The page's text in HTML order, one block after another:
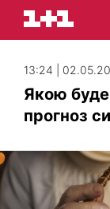
13:24 |
Якою
прогноз